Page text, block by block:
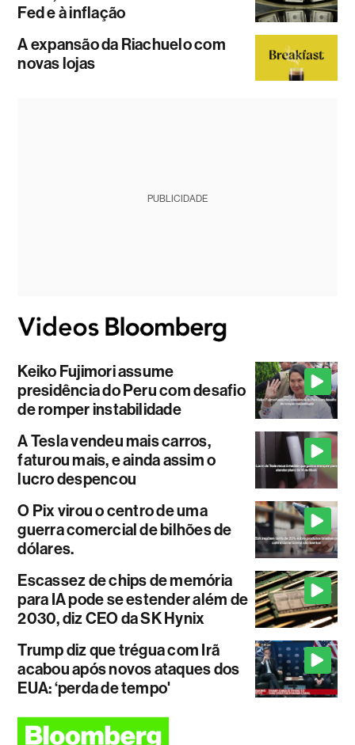
Fed e à inflação
A expansão da Riachuelo com
novas lojas
PUBLICIDADE
Keiko Fujimori assume
presidência do Peru com desafio
de romper instabilidade
A Tesla vendeu mais carros,
faturou mais, e ainda assim o
lucro despencou
O Pix virou o centro de uma
guerra comercial de bilhões de
dólares.
Escassez de chips de memória
para IA pode se estender além de
2030, diz CEO da SK Hynix
Trump diz que trégua com Irã
acabou após novos ataques dos
EUA: ‘perda de tempo'